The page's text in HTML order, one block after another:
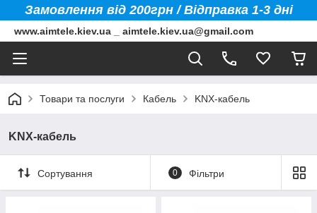
Замовлення від 200грн / Відправка 1-3 дні
www.aimtele.kiev.ua _ aimtele.kiev.ua@gmail.com
Товари та послуги Кабель KNX-кабель
KNX-кабель
Сортування 0 Фільтри